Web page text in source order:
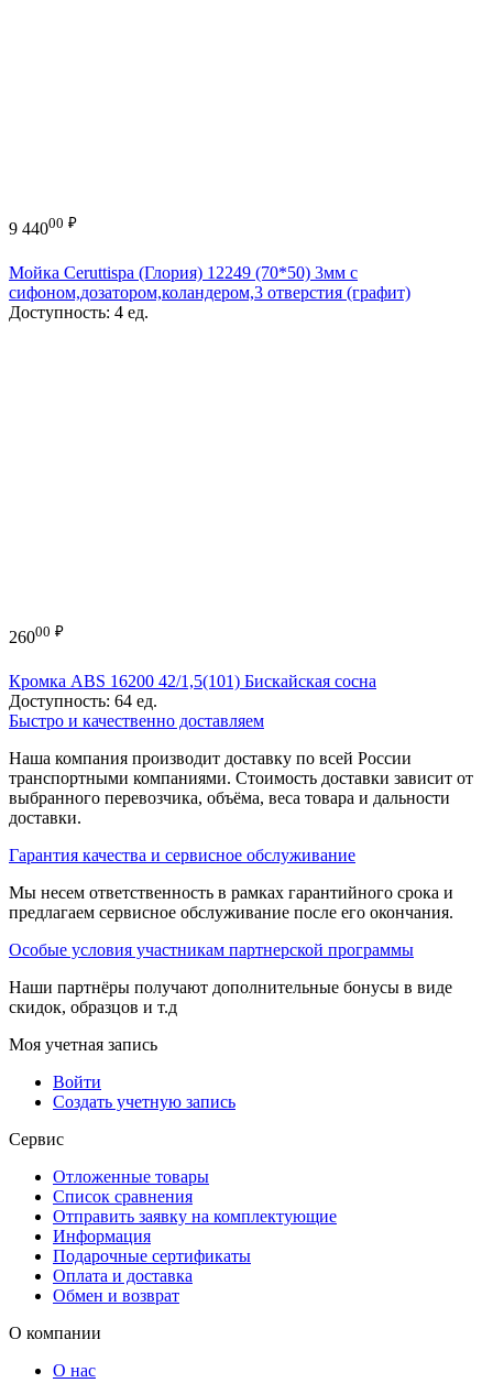
9 44000 ₽
Мойка Ceruttispa (Глория) 12249 (70*50) 3мм с
сифоном,дозатором,коландером,3 отверстия (графит)
Доступность: 4 ед.
26000 ₽
Кромка ABS 16200 42/1,5(101) Бискайская сосна
Доступность: 64 ед.
Быстро и качественно доставляем
Наша компания производит доставку по всей России
транспортными компаниями. Стоимость доставки зависит от
выбранного перевозчика, объёма, веса товара и дальности
доставки.
Гарантия качества и сервисное обслуживание
Мы несем ответственность в рамках гарантийного срока и
предлагаем сервисное обслуживание после его окончания.
Особые условия участникам партнерской программы
Наши партнёры получают дополнительные бонусы в виде
скидок, образцов и т.д
Моя учетная запись
Войти
Создать учетную запись
Сервис
Отложенные товары
Список сравнения
Отправить заявку на комплектующие
Информация
Подарочные сертификаты
Оплата и доставка
Обмен и возврат
О компании
О нас